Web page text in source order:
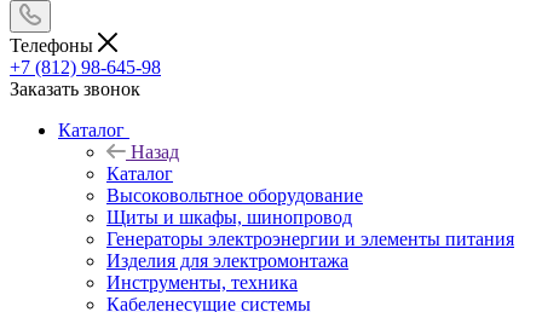
Телефоны
+7 (812) 98-645-98
Заказать звонок
Каталог
Назад
Каталог
Высоковольтное оборудование
Щиты и шкафы, шинопровод
Генераторы электроэнергии и элементы питания
Изделия для электромонтажа
Инструменты, техника
Кабеленесущие системы